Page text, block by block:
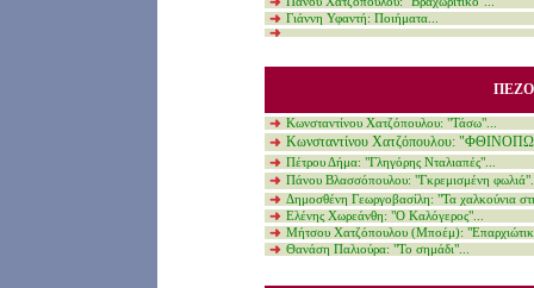
Γιάννη Υφαντή: Ποιήματα...
ΚωνσταντίνουΧατζόπουλου: "Τάσω"...
ΚωνσταντίνουΧατζόπουλου:
ΠέτρουΔήμα: "Γληγόρης Νταλιαπές"...
ΠάνουΒλασσόπουλου: "Γκρεμισμένη
Δημοσθένη Γεωργοβασίλη: "Τα χαλκούνια
Ελένης Χωρεάνθη: "Ο Καλόγερος"...
ΜήτσουΧατζόπουλου (Μποέμ): "
Θανάση Παλιούρα: "Το σημάδι"...